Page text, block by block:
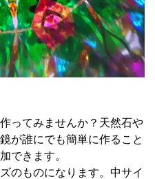
ってみませんか？天然石や
が誰にでも簡単に作ること
できます。
のものになります。中サイ